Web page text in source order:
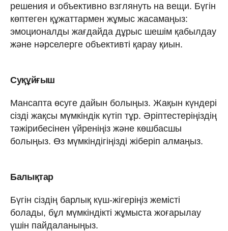
решения и объективно взглянуть на вещи. Бүгін
көптеген құжаттармен жұмыс жасамаңыз:
эмоционалды жағдайда дұрыс шешім қабылдау
және нәрселерге объективті қарау қиын.
Суқұйғыш
Мансапта өсуге дайын болыңыз. Жақын күндері
сізді жақсы мүмкіндік күтіп тұр. Әріптестеріңіздің
тәжірибесінен үйреніңіз және көшбасшы
болыңыз. Өз мүмкіндігіңізді жіберіп алмаңыз.
Балықтар
Бүгін сіздің барлық күш-жігеріңіз жемісті
болады, бұл мүмкіндікті жұмыста жоғарылау
үшін пайдаланыңыз.